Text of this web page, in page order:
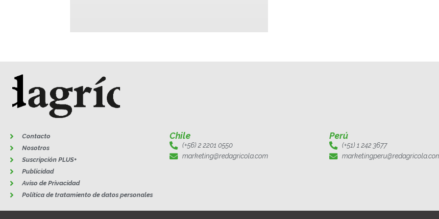
Contacto
Nosotros
Suscripción PLUS+
Publicidad
Aviso de Privacidad
Política de tratamiento de datos personales
Chile
(+56) 2 2201 0550
marketing@redagricola.com
Perú
(+51) 1 242 3677